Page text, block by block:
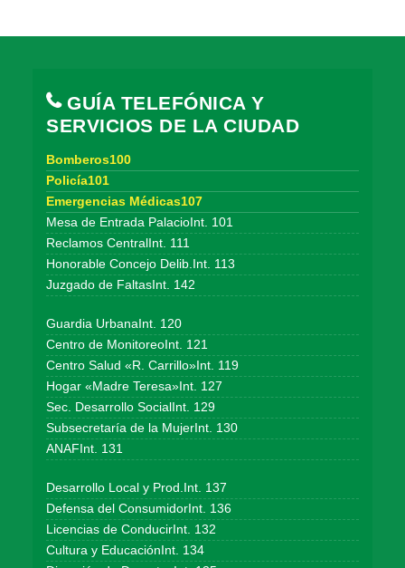
GUÍA TELEFÓNICA Y
SERVICIOS DE LA CIUDAD
Bomberos100
Policía101
Emergencias Médicas107
Mesa de Entrada PalacioInt. 101
Reclamos CentralInt. 111
Honorable Concejo Delib.Int. 113
Juzgado de FaltasInt. 142
Guardia UrbanaInt. 120
Centro de MonitoreoInt. 121
Centro Salud «R. Carrillo»Int. 119
Hogar «Madre Teresa»Int. 127
Sec. Desarrollo SocialInt. 129
Subsecretaría de la MujerInt. 130
ANAFInt. 131
Desarrollo Local y Prod.Int. 137
Defensa del ConsumidorInt. 136
Licencias de ConducirInt. 132
Cultura y EducaciónInt. 134